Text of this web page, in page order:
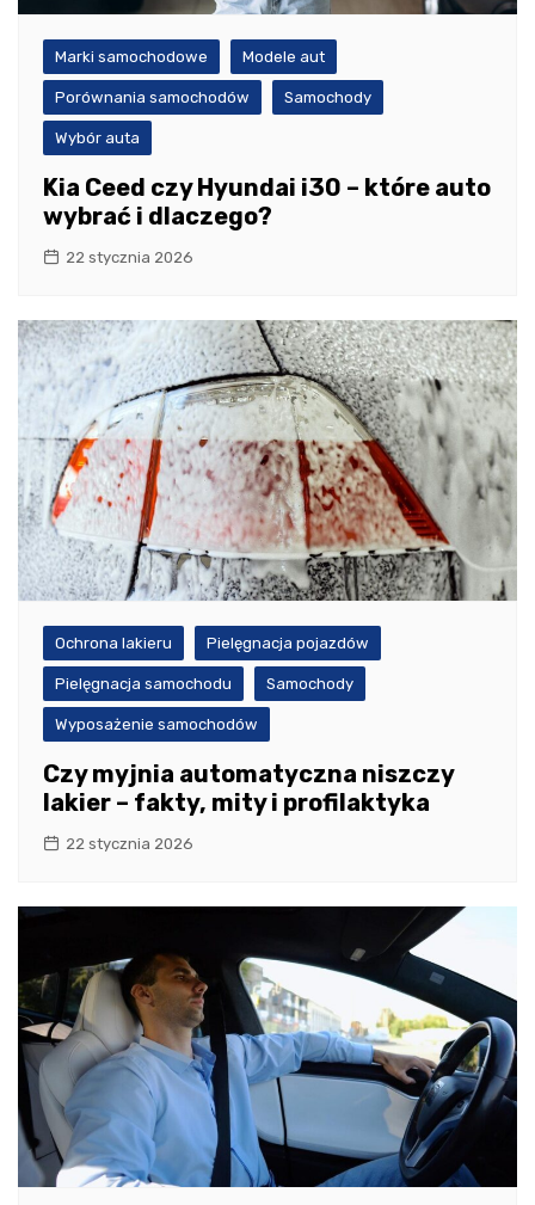
Marki samochodowe Modele aut
Porównania samochodów Samochody
Wybór auta
Kia Ceed czy Hyundai i30 – które auto
wybrać i dlaczego?
22 stycznia 2026
Ochrona lakieru Pielęgnacja pojazdów
Pielęgnacja samochodu Samochody
Wyposażenie samochodów
Czy myjnia automatyczna niszczy
lakier – fakty, mity i profilaktyka
22 stycznia 2026